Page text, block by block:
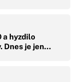
a hyzdilo
Dnes je jen…